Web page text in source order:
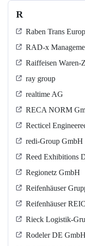
R
Raben Trans
RAD-x
Raiffeisen Waren-
ray group
realtime AG
RECA NORM
Recticel
redi-Group GmbH
Reed Exhibitions
Regionetz GmbH
Reifenhäuser
Reifenhäuser
Rieck Logistik-
Rodeler DE GmbH